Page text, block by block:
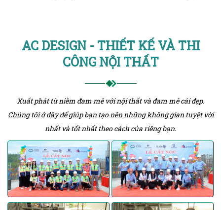
AC DESIGN - THIẾT KẾ VÀ THI
CÔNG NỘI THẤT
Xuất phát từ niềm đam mê với nội thất và đam mê cái đẹp.
Chúng tôi ở đây để giúp bạn tạo nên những không gian tuyệt vời
nhất và tốt nhất theo cách của riêng bạn.